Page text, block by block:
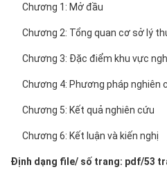
Chương 1: Mở đầu
Chương 2: Tổng quan cơ sở lý
Chương 3: Đặc điểm khu vực
Chương 4: Phương pháp nghiên
Chương 5: Kết quả nghiên cứu
Chương 6: Kết luận và kiến nghị
Định dạng file/ số trang: pdf/53